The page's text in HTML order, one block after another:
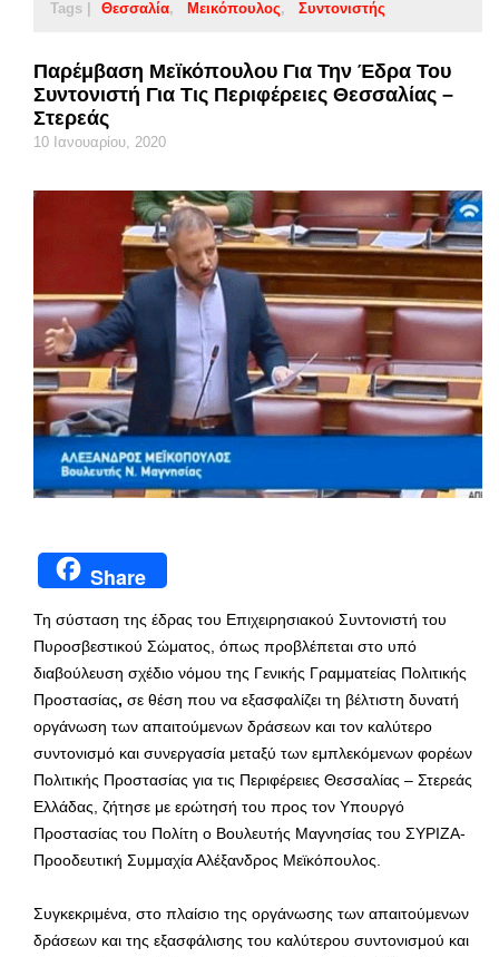
Tags | Θεσσαλία Μεικόπουλος Συντονιστής
Παρέμβαση Μεϊκόπουλου Για Την Έδρα Του
Συντονιστή Για Τις Περιφέρειες Θεσσαλίας –
Στερεάς
10 Ιανουαρίου, 2020
Share
Τη σύσταση της έδρας του Επιχειρησιακού Συντονιστή του
Πυροσβεστικού Σώματος, όπως προβλέπεται στο υπό
διαβούλευση σχέδιο νόμου της Γενικής Γραμματείας Πολιτικής
Προστασίας, σε θέση που να εξασφαλίζει τη βέλτιστη δυνατή
οργάνωση των απαιτούμενων δράσεων και τον καλύτερο
συντονισμό και συνεργασία μεταξύ των εμπλεκόμενων φορέων
Πολιτικής Προστασίας για τις Περιφέρειες Θεσσαλίας – Στερεάς
Ελλάδας, ζήτησε με ερώτησή του προς τον Υπουργό
Προστασίας του Πολίτη ο Βουλευτής Μαγνησίας του ΣΥΡΙΖΑ-
Προοδευτική Συμμαχία Αλέξανδρος Μεϊκόπουλος.
Συγκεκριμένα, στο πλαίσιο της οργάνωσης των απαιτούμενων
δράσεων και της εξασφάλισης του καλύτερου συντονισμού και